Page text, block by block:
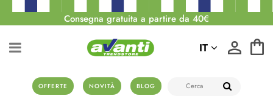
Consegna gratuita a partire da 40€
OFFERTE NOVITÀ BLOG
IT